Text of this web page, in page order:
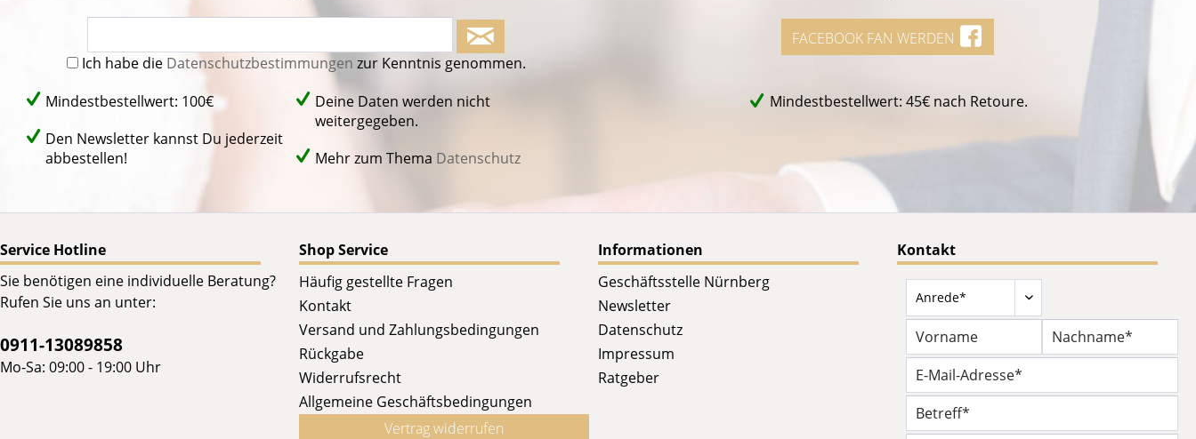
Ich habe die Datenschutzbestimmungen zur Kenntnis genommen.
Mindestbestellwert: 100€
Den Newsletter kannst Du jederzeit
abbestellen!
Deine Daten werden nicht
weitergegeben.
Mehr zum Thema Datenschutz
FACEBOOK FAN WERDEN
Mindestbestellwert: 45€ nach Retoure.
Service Hotline
Sie benötigen eine individuelle Beratung?
Rufen Sie uns an unter:
0911-13089858
Mo-Sa: 09:00 - 19:00 Uhr
Shop Service
Häufig gestellte Fragen
Kontakt
Versand und Zahlungsbedingungen
Rückgabe
Widerrufsrecht
Allgemeine Geschäftsbedingungen
Vertrag widerrufen
Informationen
Geschäftsstelle Nürnberg
Newsletter
Datenschutz
Impressum
Ratgeber
Kontakt